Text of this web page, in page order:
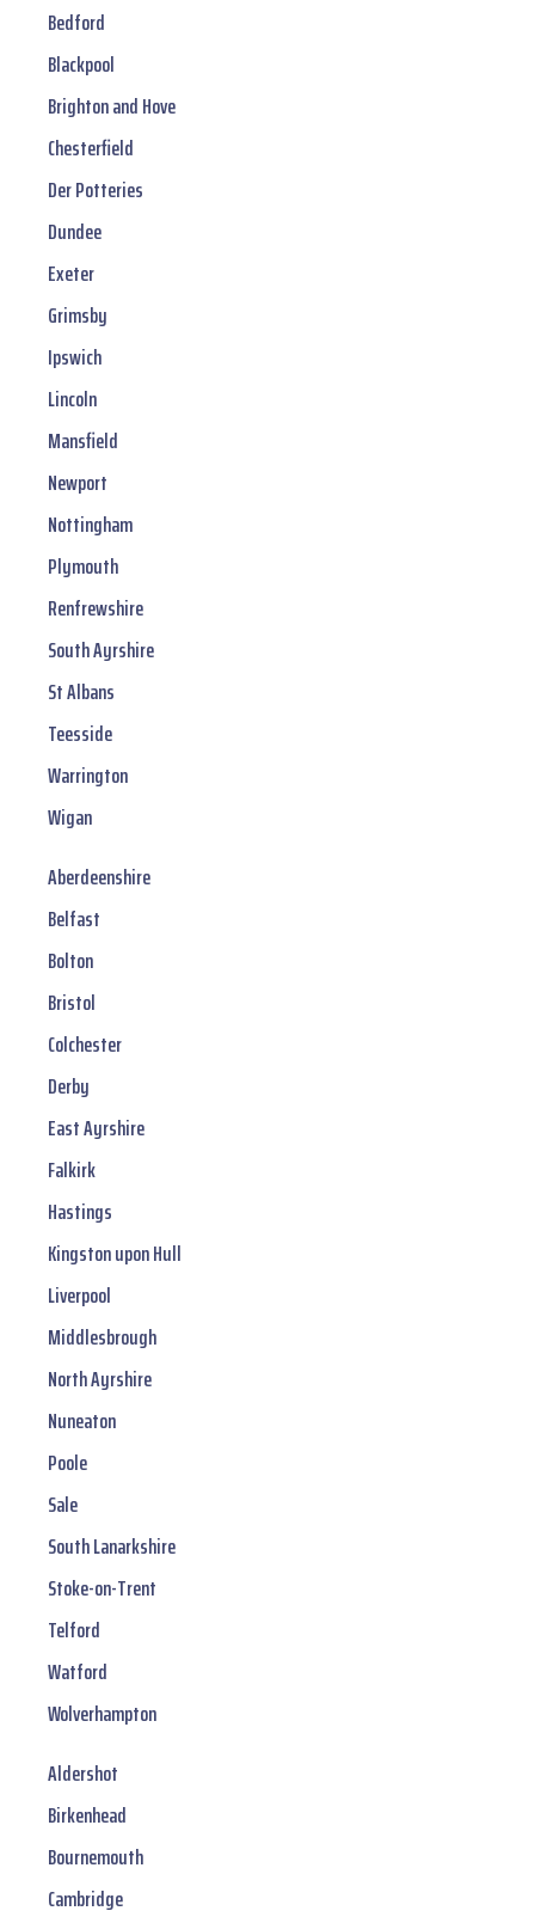
Bedford
Blackpool
Brighton and Hove
Chesterfield
Der Potteries
Dundee
Exeter
Grimsby
Ipswich
Lincoln
Mansfield
Newport
Nottingham
Plymouth
Renfrewshire
South Ayrshire
St Albans
Teesside
Warrington
Wigan
Aberdeenshire
Belfast
Bolton
Bristol
Colchester
Derby
East Ayrshire
Falkirk
Hastings
Kingston upon Hull
Liverpool
Middlesbrough
North Ayrshire
Nuneaton
Poole
Sale
South Lanarkshire
Stoke-on-Trent
Telford
Watford
Wolverhampton
Aldershot
Birkenhead
Bournemouth
Cambridge